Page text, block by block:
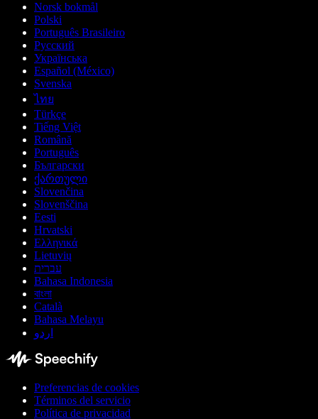
Norsk bokmål
Polski
Português Brasileiro
Русский
Українська
Español (México)
Svenska
ไทย
Türkçe
Tiếng Việt
Română
Português
Български
ქართული
Slovenčina
Slovenščina
Eesti
Hrvatski
Ελληνικά
Lietuvių
עברית
Bahasa Indonesia
বাংলা
Català
Bahasa Melayu
اردو
Preferencias de cookies
Términos del servicio
Política de privacidad